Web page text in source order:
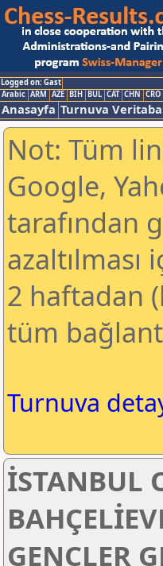
Logged on: Gast
Arabic ARM AZE BIH BUL CAT CHN CRO
Anasayfa Turnuva
Not: Tüm
Google,
tarafından
azaltılması
2 haftadan
tüm
Turnuva
İSTANBUL
GENÇLER